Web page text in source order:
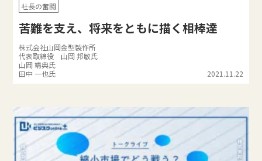
社長の奮闘
苦難を支え、将来をともに描く相棒達
株式会社山岡金型製作所
代表取締役 山岡 邦敏氏
山岡 靖典氏
田中 一也氏
2021.11.22